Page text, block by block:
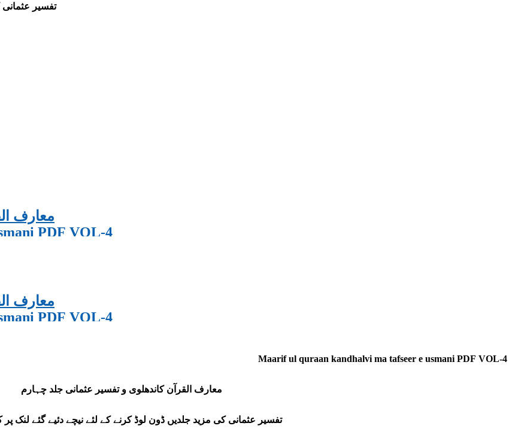
تفسیر
معارف
PDF VOL-4
معارف
PDF VOL-4
Maarif ul quraan kandhalvi ma tafseer e usmani PDF VOL-4
معارف القرآن کاندھلوی و تفسیر عثمانی جلد چہارم
تفسیر عثمانی کی مزید جلدیں ڈون لوڈ کرنے کے لئے نیچے دئیے گئے لنک